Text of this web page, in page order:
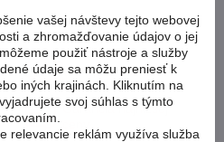
Preprava tovaru
Garancia najnižšej
vašej návštevy tejto webovej
a zhromažďovanie údajov o jej
použiť nástroje a služby
údaje sa môžu preniesť k
iných krajinách. Kliknutím na
svoj súhlas s týmto
relevancie reklám využíva služba